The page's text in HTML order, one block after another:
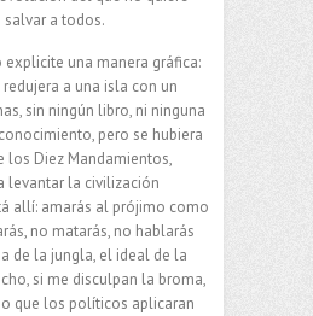
salvar a todos.
una manera gráfica:
a una isla con un
sin ningún libro, ni ninguna
pero se hubiera
los Diez Mandamientos,
levantar la civilización
allí: amarás al prójimo como
no matarás, no hablarás
de la jungla, el ideal de la
si me disculpan la broma,
que los políticos aplicaran